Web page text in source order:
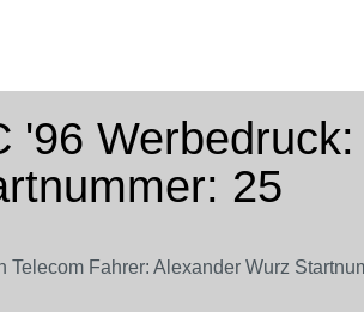
'96
25